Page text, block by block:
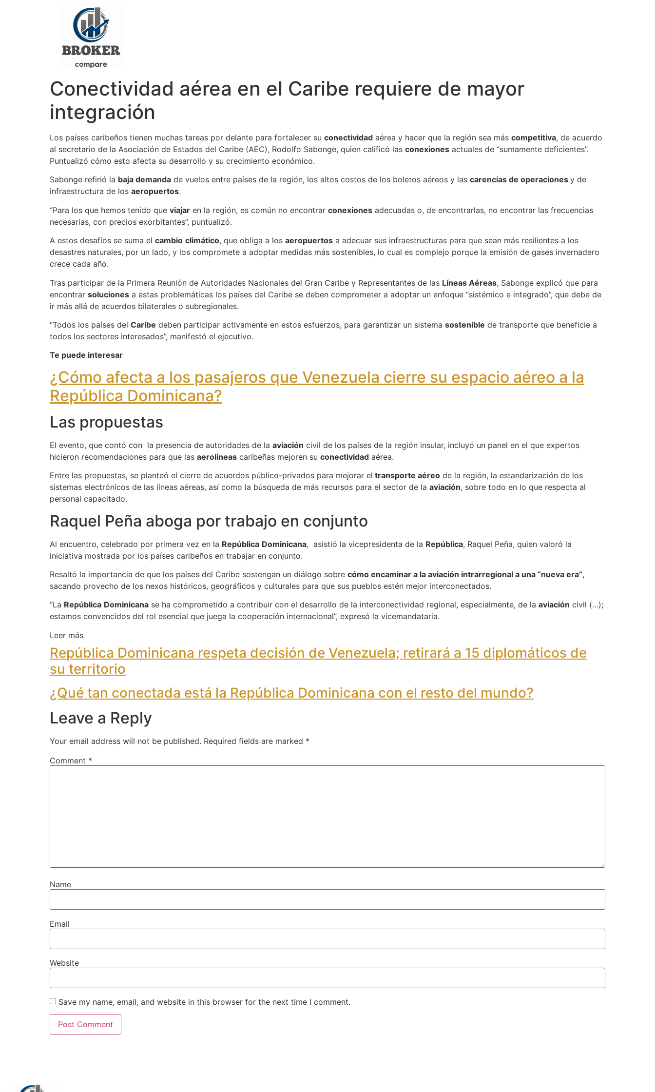
Conectividad aérea en el Caribe requiere de mayor
integración
Los países caribeños tienen muchas tareas por delante para fortalecer su conectividad aérea y hacer que la región sea más competitiva, de acuerdo
al secretario de la Asociación de Estados del Caribe (AEC), Rodolfo Sabonge, quien calificó las conexiones actuales de “sumamente deficientes”.
Puntualizó cómo esto afecta su desarrollo y su crecimiento económico.
Sabonge refirió la baja demanda de vuelos entre países de la región, los altos costos de los boletos aéreos y las carencias de operaciones y de
infraestructura de los aeropuertos.
“Para los que hemos tenido que viajar en la región, es común no encontrar conexiones adecuadas o, de encontrarlas, no encontrar las frecuencias
necesarias, con precios exorbitantes”, puntualizó.
A estos desafíos se suma el cambio climático, que obliga a los aeropuertos a adecuar sus infraestructuras para que sean más resilientes a los
desastres naturales, por un lado, y los compromete a adoptar medidas más sostenibles, lo cual es complejo porque la emisión de gases invernadero
crece cada año.
Tras participar de la Primera Reunión de Autoridades Nacionales del Gran Caribe y Representantes de las Líneas Aéreas, Sabonge explicó que para
encontrar soluciones a estas problemáticas los países del Caribe se deben comprometer a adoptar un enfoque “sistémico e integrado”, que debe de
ir más allá de acuerdos bilaterales o subregionales.
“Todos los países del Caribe deben participar activamente en estos esfuerzos, para garantizar un sistema sostenible de transporte que beneficie a
todos los sectores interesados”, manifestó el ejecutivo.
Te puede interesar
¿Cómo afecta a los pasajeros que Venezuela cierre su espacio aéreo a la
República Dominicana?
Las propuestas
El evento, que contó con la presencia de autoridades de la aviación civil de los países de la región insular, incluyó un panel en el que expertos
hicieron recomendaciones para que las aerolíneas caribeñas mejoren su conectividad aérea.
Entre las propuestas, se planteó el cierre de acuerdos público-privados para mejorar el transporte aéreo de la región, la estandarización de los
sistemas electrónicos de las líneas aéreas, así como la búsqueda de más recursos para el sector de la aviación, sobre todo en lo que respecta al
personal capacitado.
Raquel Peña aboga por trabajo en conjunto
Al encuentro, celebrado por primera vez en la República Dominicana, asistió la vicepresidenta de la República, Raquel Peña, quien valoró la
iniciativa mostrada por los países caribeños en trabajar en conjunto.
Resaltó la importancia de que los países del Caribe sostengan un diálogo sobre cómo encaminar a la aviación intrarregional a una “nueva era”,
sacando provecho de los nexos históricos, geográficos y culturales para que sus pueblos estén mejor interconectados.
“La República Dominicana se ha comprometido a contribuir con el desarrollo de la interconectividad regional, especialmente, de la aviación civil (…);
estamos convencidos del rol esencial que juega la cooperación internacional”, expresó la vicemandataria.
Leer más
República Dominicana respeta decisión de Venezuela; retirará a 15 diplomáticos de
su territorio
¿Qué tan conectada está la República Dominicana con el resto del mundo?
Leave a Reply
Your email address will not be published. Required fields are marked *
Comment *
Name
Email
Website
Save my name, email, and website in this browser for the next time I comment.